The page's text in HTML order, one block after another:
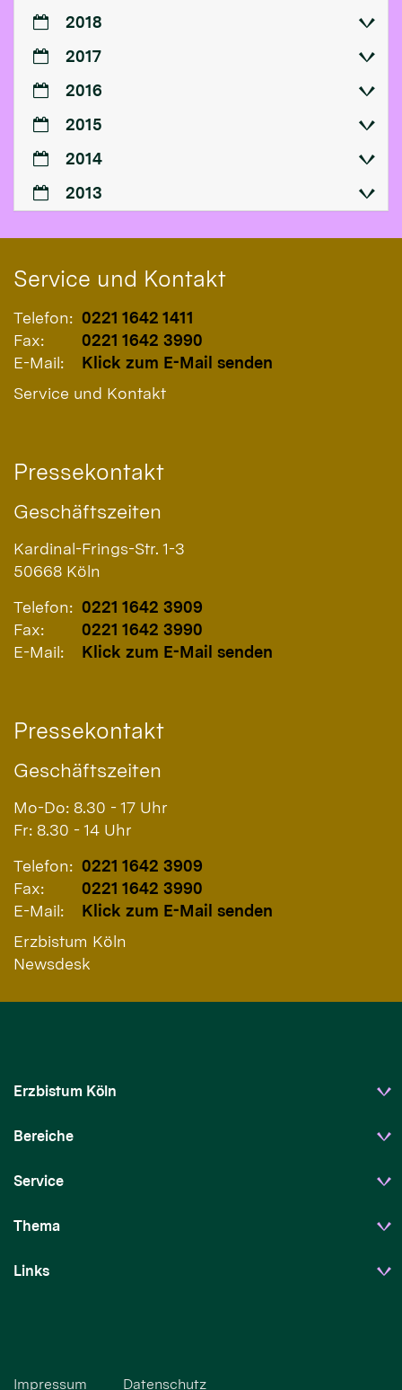
2018
2017
2016
2015
2014
2013
Service und Kontakt
Telefon: 0221 1642 1411
Fax:
0221 1642 3990
E-Mail:
Klick zum E-Mail senden
Service und Kontakt
Pressekontakt
Geschäftszeiten
Kardinal-Frings-Str. 1-3
50668 Köln
Telefon: 0221 1642 3909
Fax:
0221 1642 3990
E-Mail:
Klick zum E-Mail senden
Pressekontakt
Geschäftszeiten
Mo-Do: 8.30 - 17 Uhr
Fr: 8.30 - 14 Uhr
Telefon: 0221 1642 3909
Fax:
0221 1642 3990
E-Mail:
Klick zum E-Mail senden
Erzbistum Köln
Newsdesk
Erzbistum Köln
Bereiche
Service
Thema
Links
Impressum Datenschutz